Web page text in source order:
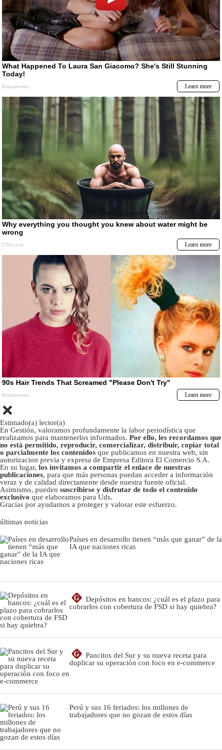
Estimado(a) lector(a)
En Gestión, valoramos profundamente la labor periodística que
realizamos para mantenerlos informados. Por ello, les recordamos que
no está permitido, reproducir, comercializar, distribuir, copiar total
o parcialmente los contenidos que publicamos en nuestra web, sin
autorizacion previa y expresa de Empresa Editora El Comercio S.A.
En su lugar, los invitamos a compartir el enlace de nuestras
publicaciones, para que más personas puedan acceder a información
veraz y de calidad directamente desde nuestra fuente oficial.
Asimismo, pueden suscribirse y disfrutar de todo el contenido
exclusivo que elaboramos para Uds.
Gracias por ayudarnos a proteger y valorar este esfuerzo.
últimas noticias
Países en desarrollo tienen “más que ganar” de la
IA que naciones ricas
G
Depósitos en bancos: ¿cuál es el plazo para
cobrarlos con cobertura de FSD si hay quiebra?
G
Pancitos del Sur y su nueva receta para
duplicar su operación con foco en e-commerce
Perú y sus 16 feriados: los millones de
trabajadores que no gozan de estos días